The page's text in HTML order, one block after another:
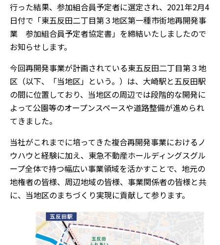
行った結果、参加組合員予定者に選定され、2021年2月4
日付で「東五反田二丁目第３地区第一種市街地再開発事
業 参加組合員予定者協定書」を締結いたしましたので
お知らせします。
今回再開発事業が計画されている東五反田二丁目第３地
区（以下、「当地区」という。）は、大崎駅と五反田駅
の間に位置しており、当地区の周辺では段階的な開発に
よって公園等のオープンスペースや道路整備が進められ
てきました。
当社がこれまでに培ってきた複合再開発事業におけるノ
ウハウと経験に加え、東急不動産ホールディングスグル
ープ全体で持つ幅広い事業領域を活かすことで、地元の
地権者の皆様、周辺地域の皆様、事業関係者の皆様と共
に、当地区のまちづくり実現に貢献して参ります。